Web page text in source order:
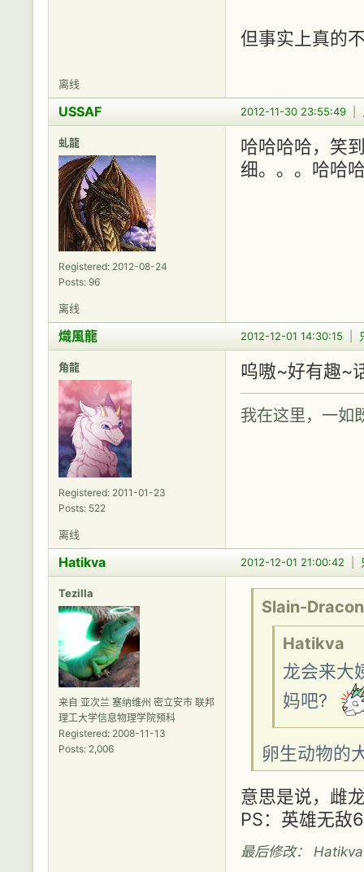
但事实上真的
离线
2012-11-30 23:55:49
USSAF
虬龍
Registered: 2012-08-24
Posts: 96
哈哈哈哈，笑
细。。。哈哈
离线
2012-12-01 14:30:15
熾風龍
角龍
Registered: 2011-01-23
Posts: 522
呜嗷~好有趣~
我在这里，一如
离线
2012-12-01 21:00:42
Hatikva
Tezilla
来自 亚次兰 塞纳维州 密立安市 联邦
理工大学信息物理学院预科
Registered: 2008-11-13
Posts: 2,006
Slain-Dracon
Hatikva
龙会来大
妈吧?
卵生动物的
意思是说，雌
PS：英雄无敌
最后修改：